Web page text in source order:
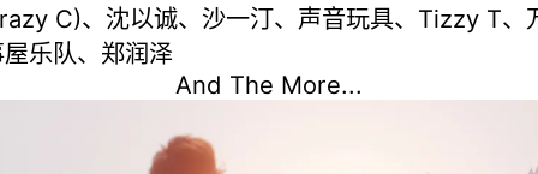
C)、沈以诚、沙一汀、声音玩具、Tizzy T、
乐队、郑润泽
And The More...